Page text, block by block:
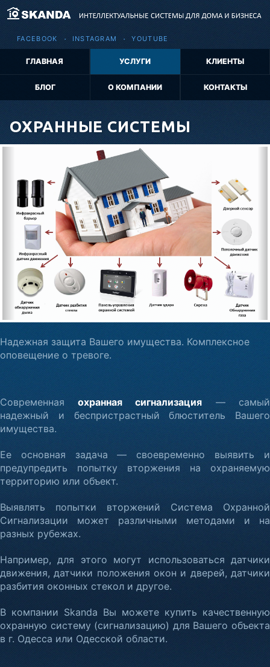
FACEBOOK INSTAGRAM YOUTUBE
ГЛАВНАЯ УСЛУГИ КЛИЕНТЫ
БЛОГ О КОМПАНИИ КОНТАКТЫ
ОХРАННЫЕ СИСТЕМЫ
Надежная защита Вашего имущества. Комплексное
оповещение о тревоге.
Современная охранная сигнализация — самый
надежный и беспристрастный блюститель Вашего
имущества.
Ее основная задача — своевременно выявить и
предупредить попытку вторжения на охраняемую
территорию или объект.
Выявлять попытки вторжений Система Охранной
Сигнализации может различными методами и на
разных рубежах.
Например, для этого могут использоваться датчики
движения, датчики положения окон и дверей, датчики
разбития оконных стекол и другое.
В компании Skanda Вы можете купить качественную
охранную систему (сигнализацию) для Вашего объекта
в г. Одесса или Одесской области.